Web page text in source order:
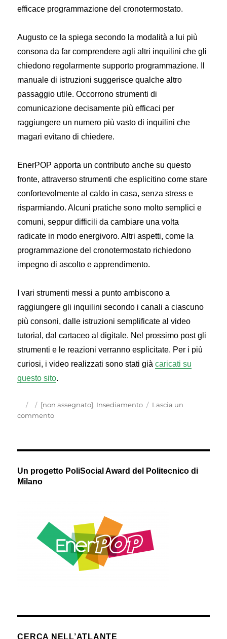
efficace programmazione del cronotermostato.
Augusto ce la spiega secondo la modalità a lui più
consona da far comprendere agli altri inquilini che gli
chiedono regolarmente supporto programmazione. Il
manuale di istruzioni suggerisce qualche altro
passaggio utile. Occorrono strumenti di
comunicazione decisamente più efficaci per
raggiungere un numero più vasto di inquilini che
magari evitano di chiedere.
EnerPOP apporta un contributo anche su questo
fronte, attraverso strumenti che esplicitino come stare
confortevolmente al caldo in casa, senza stress e
risparmiando. Alcuni pratiche sono molto semplici e
comuni, seppur difficili da cambiare una volta
radicate in modo energivoro. Altri aspetti, come la
programmazione del cronotermostato richiedono
impegno di ascolto e apprendimento.
I vari strumenti messi a punto ambiscono a
raggiungere gli inquilini secondo i canali a ciascuno
più consoni, dalle istruzioni semplificate al video
tutorial, dal cartaceo al digitale. Nel prossimo post gli
strumenti e le reazioni verranno esplicitate. Per i più
curiosi, i video realizzati sono stati giàcaricati su
questo sito.
AutorePubblicato
il
Categorie
[non assegnato], Insediamento
Lascia un
commentosu
stare
Un progetto PoliSocial Award del Politecnico di
Milano
CERCA NELL’ATLANTE